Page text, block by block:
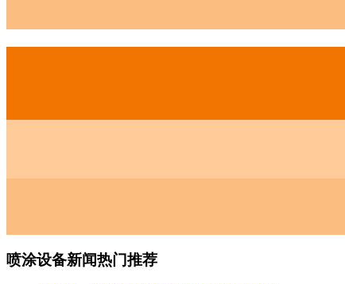
喷涂设备新闻热门推荐